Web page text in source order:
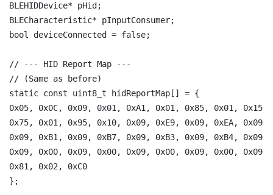
BLEHIDDevice* pHid;
BLECharacteristic* pInputConsumer;
bool deviceConnected = false;
// --- HID Report Map ---
// (Same as before)
static const uint8_t hidReportMap[] = {
0x05, 0x0C, 0x09, 0x01, 0xA1, 0x01, 0x85, 0x01, 0x15,
0x75, 0x01, 0x95, 0x10, 0x09, 0xE9, 0x09, 0xEA, 0x09,
0x09, 0xB1, 0x09, 0xB7, 0x09, 0xB3, 0x09, 0xB4, 0x09,
0x09, 0x00, 0x09, 0x00, 0x09, 0x00, 0x09, 0x00, 0x09,
0x81, 0x02, 0xC0
};